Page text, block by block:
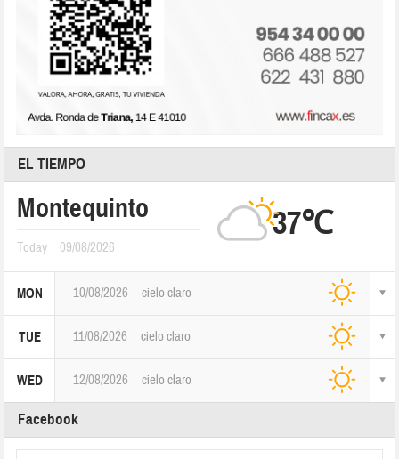
EL TIEMPO
Montequinto
Today 09/08/2026
37℃
MON 10/08/2026 cielo claro
TUE 11/08/2026 cielo claro
WED 12/08/2026 cielo claro
Facebook